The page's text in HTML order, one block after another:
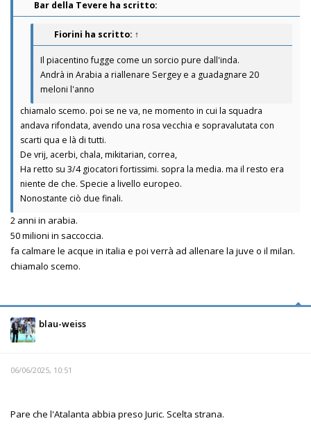
Bar della Tevere ha scritto:
Fiorini ha scritto: ↑
Il piacentino fugge come un sorcio pure dall'inda.
Andrà in Arabia a riallenare Sergey e a guadagnare 20
meloni l'anno
chiamalo scemo. poi se ne va, ne momento in cui la squadra
andava rifondata, avendo una rosa vecchia e sopravalutata con
scarti qua e là di tutti.
De vrij, acerbi, chala, mikitarian, correa,
Ha retto su 3/4 giocatori fortissimi. sopra la media. ma il resto era
niente de che. Specie a livello europeo.
Nonostante ciò due finali.
2 anni in arabia.
50 milioni in saccoccia.
fa calmare le acque in italia e poi verrà ad allenare la juve o il milan.
chiamalo scemo.
blau-weiss
06/06/2025, 10:51
Pare che l'Atalanta abbia preso Juric. Scelta strana.